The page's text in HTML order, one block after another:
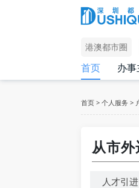
港澳都市圈
首页 办
首页 > 个人服务 >
从市
人才引进